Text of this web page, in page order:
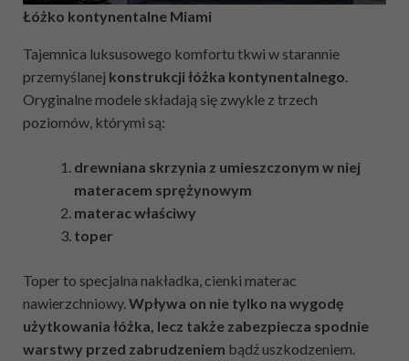
Łóżko kontynentalne Miami
Tajemnica luksusowego komfortu tkwi w starannie
przemyślanej konstrukcji łóżka kontynentalnego.
Oryginalne modele składają się zwykle z trzech
poziomów, którymi są:
drewniana skrzynia z umieszczonym w niej
materacem sprężynowym
materac właściwy
toper
Toper to specjalna nakładka, cienki materac
nawierzchniowy.Wpływa on nie tylko na wygodę
użytkowania łóżka, lecz także zabezpiecza spodnie
warstwy przed zabrudzeniem bądź uszkodzeniem.